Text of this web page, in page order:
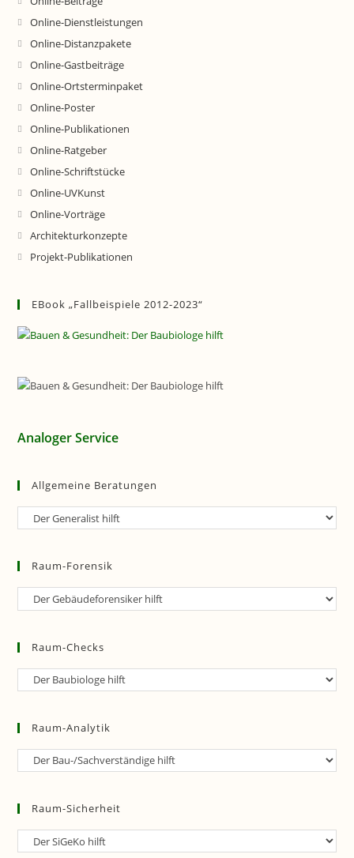
Online-Dienstleistungen
Online-Distanzpakete
Online-Gastbeiträge
Online-Ortsterminpaket
Online-Poster
Online-Publikationen
Online-Ratgeber
Online-Schriftstücke
Online-UVKunst
Online-Vorträge
Architekturkonzepte
Projekt-Publikationen
EBook „Fallbeispiele 2012-2023“
Analoger Service
Allgemeine Beratungen
Allgemeine
Raum-Forensik
Raum-
Raum-Checks
Raum-
Raum-Analytik
Raum-
Raum-Sicherheit
Raum-